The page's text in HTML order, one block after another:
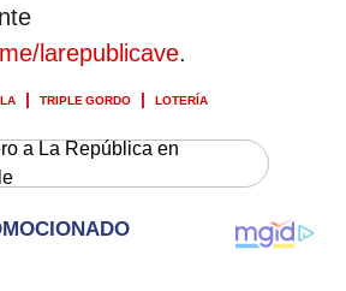
larepublicave.
TRIPLE GORDO LOTERÍA
a La República en